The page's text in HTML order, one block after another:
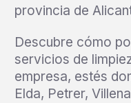
provincia de
Descubre cómo
servicios de
empresa, estés
Elda, Petrer,